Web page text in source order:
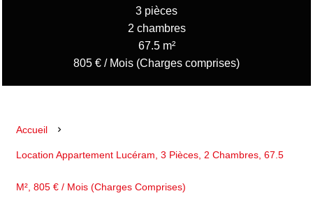
3 pièces
2 chambres
67.5 m²
805 € / Mois (Charges comprises)
Accueil
Location Appartement Lucéram, 3 Pièces, 2 Chambres, 67.5
M², 805 € / Mois (Charges Comprises)